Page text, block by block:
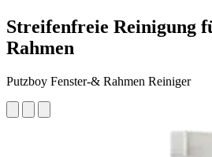
Streifenfreie Reinigung
Rahmen
Putzboy Fenster-& Rahmen Reiniger